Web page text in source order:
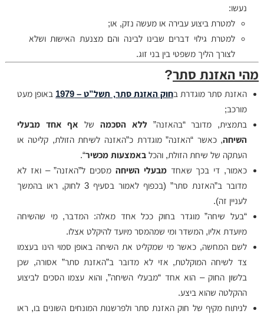
נעשו:
למטרת ביצוע עבירה או מעשה נזק, או;
למטרת גילוי דברים שבינו לבינה והם מצנעת האישות ושלא
לצורך הליך משפטי בין בני זוג.
מהי האזנת סתר?
האזנת סתר מוגדרת בחוק האזנת סתר, תשל”ט – 1979
באופן מעט
מורכב;
בתמצית, מדובר “בהאזנה”ללא הסכמהשל אף אחד מבעלי
השיחה, כאשר “האזנה” מוגדרת כ”האזנה לשיחת הזולת, קליטה או
העתקה של שיחת הזולת, והכל באמצעות מכשיר“.
כאמור, די בכך שאחדמבעלי השיחהמסכים ל”האזנה” – ואז לא
מדובר ב”האזנת סתר” (בכפוף לאמור בסעיף 3 לחוק, ראו בהמשך
לעניין זה).
“בעל שיחה” מוגדר בחוק ככל אחד מאלה: המדבר, מי שהשיחה
מיועדת אליו, המשדר ומי שמהמסר מיועד להיקלט אצלו.
לשם המחשה, כאשר מי שמקליט את השיחה באופן סמוי הינו בעצמו
צד לשיחה המוקלטת, אזי לא מדובר ב”האזנת סתר” אסורה, שכן
בלשון החוק – הוא אחד “מבעלי השיחה”, והוא עצמו הסכים לביצוע
ההקלטה שהוא ביצע.
לניתוח מקיף של חוק האזנת סתר ולפרשנות המונחים השונים בו, ראו